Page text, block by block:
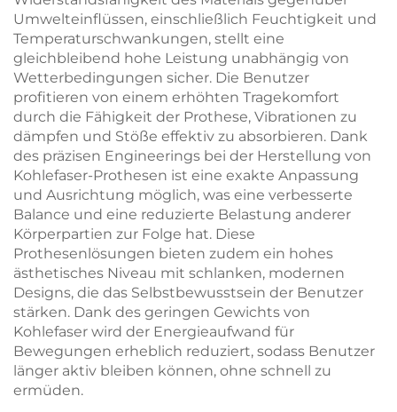
Umwelteinflüssen, einschließlich Feuchtigkeit und
Temperaturschwankungen, stellt eine
gleichbleibend hohe Leistung unabhängig von
Wetterbedingungen sicher. Die Benutzer
profitieren von einem erhöhten Tragekomfort
durch die Fähigkeit der Prothese, Vibrationen zu
dämpfen und Stöße effektiv zu absorbieren. Dank
des präzisen Engineerings bei der Herstellung von
Kohlefaser-Prothesen ist eine exakte Anpassung
und Ausrichtung möglich, was eine verbesserte
Balance und eine reduzierte Belastung anderer
Körperpartien zur Folge hat. Diese
Prothesenlösungen bieten zudem ein hohes
ästhetisches Niveau mit schlanken, modernen
Designs, die das Selbstbewusstsein der Benutzer
stärken. Dank des geringen Gewichts von
Kohlefaser wird der Energieaufwand für
Bewegungen erheblich reduziert, sodass Benutzer
länger aktiv bleiben können, ohne schnell zu
ermüden.